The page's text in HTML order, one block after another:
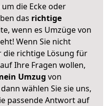
die Ecke oder
das richtige
wenn es Umzüge von
Wenn Sie nicht
die richtige Lösung für
Ihre Fragen wollen,
Umzug von
wählen Sie sie uns,
passende Antwort auf